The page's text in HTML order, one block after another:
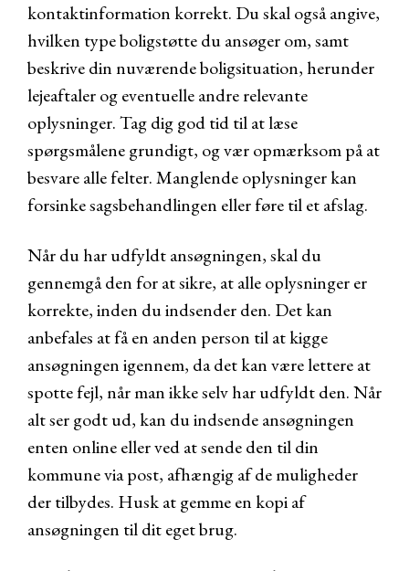
kontaktinformation korrekt. Du skal også angive,
hvilken type boligstøtte du ansøger om, samt
beskrive din nuværende boligsituation, herunder
lejeaftaler og eventuelle andre relevante
oplysninger. Tag dig god tid til at læse
spørgsmålene grundigt, og vær opmærksom på at
besvare alle felter. Manglende oplysninger kan
forsinke sagsbehandlingen eller føre til et afslag.
Når du har udfyldt ansøgningen, skal du
gennemgå den for at sikre, at alle oplysninger er
korrekte, inden du indsender den. Det kan
anbefales at få en anden person til at kigge
ansøgningen igennem, da det kan være lettere at
spotte fejl, når man ikke selv har udfyldt den. Når
alt ser godt ud, kan du indsende ansøgningen
enten online eller ved at sende den til din
kommune via post, afhængig af de muligheder
der tilbydes. Husk at gemme en kopi af
ansøgningen til dit eget brug.